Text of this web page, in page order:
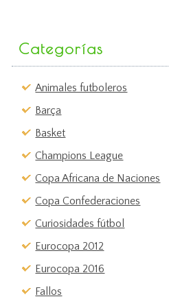
Categorías
Animales futboleros
Barça
Basket
Champions League
Copa Africana de Naciones
Copa Confederaciones
Curiosidades fútbol
Eurocopa 2012
Eurocopa 2016
Fallos